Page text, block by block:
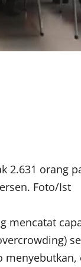
2.631 orang
Foto/Ist
mencatat